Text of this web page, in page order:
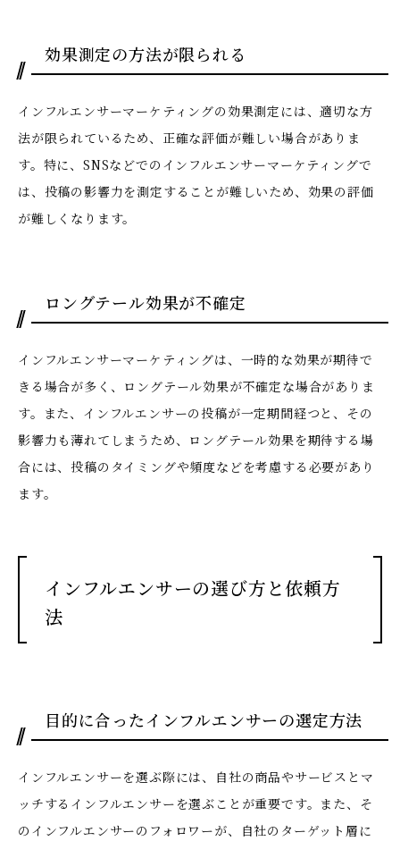
効果測定の方法が限られる
インフルエンサーマーケティングの効果測定には、適切な方
法が限られているため、正確な評価が難しい場合がありま
す。特に、SNSなどでのインフルエンサーマーケティングで
は、投稿の影響力を測定することが難しいため、効果の評価
が難しくなります。
ロングテール効果が不確定
インフルエンサーマーケティングは、一時的な効果が期待で
きる場合が多く、ロングテール効果が不確定な場合がありま
す。また、インフルエンサーの投稿が一定期間経つと、その
影響力も薄れてしまうため、ロングテール効果を期待する場
合には、投稿のタイミングや頻度などを考慮する必要があり
ます。
インフルエンサーの選び方と依頼方
法
目的に合ったインフルエンサーの選定方法
インフルエンサーを選ぶ際には、自社の商品やサービスとマ
ッチするインフルエンサーを選ぶことが重要です。また、そ
のインフルエンサーのフォロワーが、自社のターゲット層に